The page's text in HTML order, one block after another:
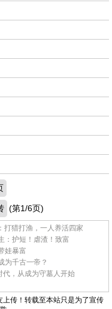
(第1/6页)
打猎打渔，一人养活四家
：护短！虐渣！致富
娃暴富
为千古一帝？
代，从成为守墓人开始
传！转载至本站只是为了宣传